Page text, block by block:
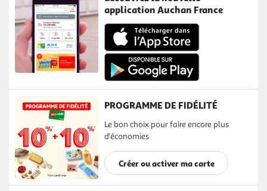
application Auchan France
PROGRAMME DE FIDÉLITÉ
Le bon choix pour faire encore plus
d'économies
Créer ou activer ma carte